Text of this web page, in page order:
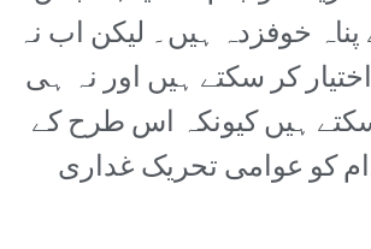
خوفزدہ ہیں۔ لیکن اب نہ
کر سکتے ہیں اور نہ ہی
ہیں کیونکہ اس طرح کے
کو عوامی تحریک غداری